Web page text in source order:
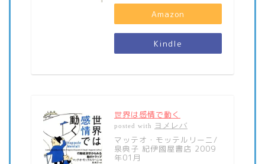
Amazon
Kindle
世界は感情で動く
posted with ヨメレバ
マッテオ・モッテルリーニ/
泉典子 紀伊國屋書店 2009
年01月